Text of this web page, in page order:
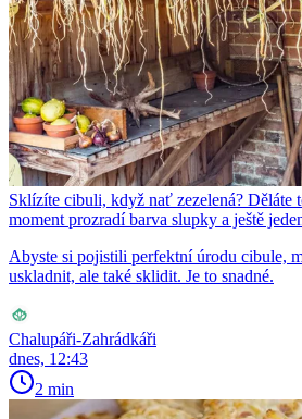
Sklízíte cibuli, když nať zezelená? Děláte
moment prozradí barva slupky a ještě
Abyste si pojistili perfektní úrodu cibule,
uskladnit, ale také sklidit. Je to snadné.
Chalupáři-Zahrádkáři
dnes, 12:43
2 min